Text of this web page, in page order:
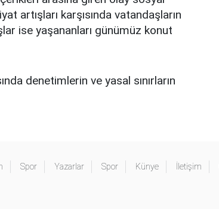
artışları karşısında vatandaşların
ise yaşananları günümüz konut
denetimlerin ve yasal sınırların
Spor Yazarlar Spor Künye İletişim